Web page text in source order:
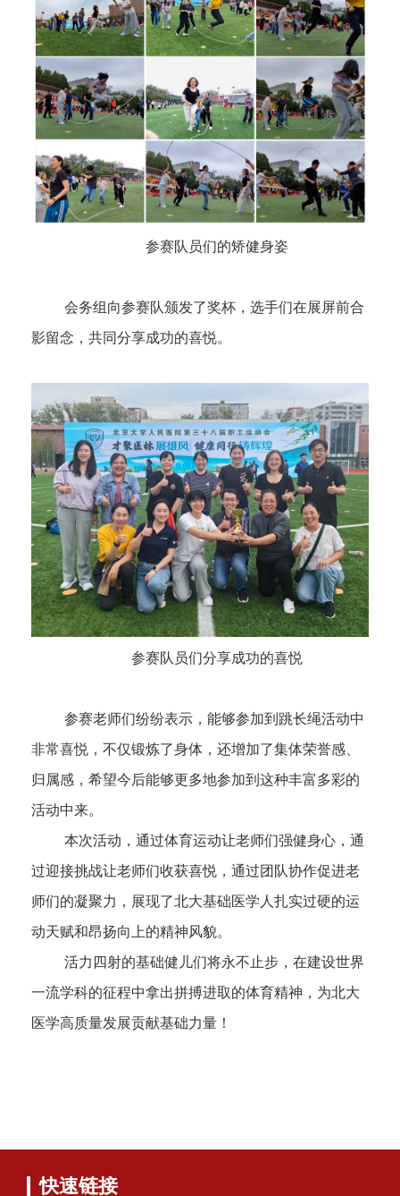
参赛队员们的矫健身姿
会务组向参赛队颁发了奖杯，选手们在展屏前合
影留念，共同分享成功的喜悦。
参赛队员们分享成功的喜悦
参赛老师们纷纷表示，能够参加到跳长绳活动中
非常喜悦，不仅锻炼了身体，还增加了集体荣誉感、
归属感，希望今后能够更多地参加到这种丰富多彩的
活动中来。
本次活动，通过体育运动让老师们强健身心，通
过迎接挑战让老师们收获喜悦，通过团队协作促进老
师们的凝聚力，展现了北大基础医学人扎实过硬的运
动天赋和昂扬向上的精神风貌。
活力四射的基础健儿们将永不止步，在建设世界
一流学科的征程中拿出拼搏进取的体育精神，为北大
医学高质量发展贡献基础力量！
快速链接